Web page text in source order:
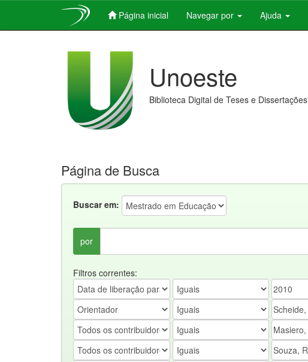
Página inicial Navegar por Ajuda
Unoeste
Biblioteca Digital de Teses e Dissertações
Página de Busca
Buscar em:
por
Filtros correntes: